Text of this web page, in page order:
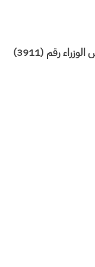
وبعد الاطلاع على توصية اللجنة العامة لمجلس الوزراء رقم (3911)